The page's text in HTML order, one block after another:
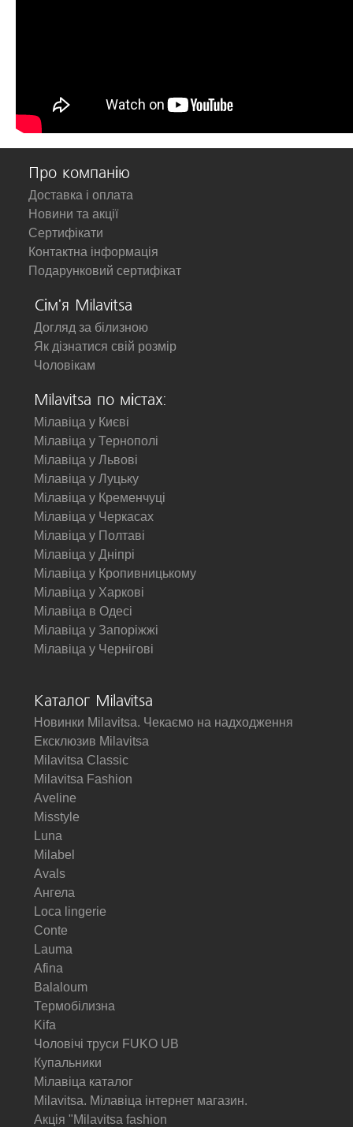
Про компанію
Доставка і оплата
Новини та акції
Сертифікати
Контактна інформація
Подарунковий сертифікат
Сім'я Milavitsa
Догляд за білизною
Як дізнатися свій розмір
Чоловікам
Milavitsa по містах:
Мілавіца у Києві
Мілавіца у Тернополі
Мілавіца у Львові
Мілавіца у Луцьку
Мілавіца у Кременчуці
Мілавіца у Черкасах
Мілавіца у Полтаві
Мілавіца у Дніпрі
Мілавіца у Кропивницькому
Мілавіца у Харкові
Мілавіца в Одесі
Мілавіца у Запоріжжі
Мілавіца у Чернігові
Каталог Milavitsa
Новинки Milavitsa. Чекаємо на надходження
Ексклюзив Milavitsa
Milavitsa Classic
Milavitsa Fashion
Aveline
Misstyle
Luna
Milabel
Avals
Ангела
Loca lingerie
Conte
Lauma
Afina
Balaloum
Термобілизна
Kifa
Чоловічі труси FUKO UB
Купальники
Мілавіца каталог
Milavitsa. Мілавіца інтернет магазин.
Акція "Milavitsa fashion